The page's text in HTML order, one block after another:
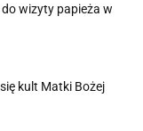
wizyty papieża w
kult Matki Bożej